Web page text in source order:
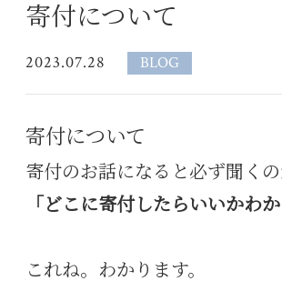
寄付について
2023.07.28 BLOG
寄付について
寄付のお話になると必ず聞く
「どこに寄付したらいいかわか
これね。わかります。